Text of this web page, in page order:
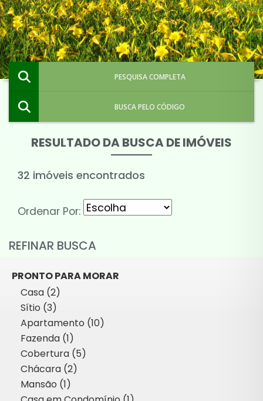
PESQUISA COMPLETA
BUSCA PELO CÓDIGO
RESULTADO DA BUSCA DE IMÓVEIS
32 imóveis encontrados
Ordenar Por:
REFINAR BUSCA
PRONTO PARA MORAR
Casa (2)
Sítio (3)
Apartamento (10)
Fazenda (1)
Cobertura (5)
Chácara (2)
Mansão (1)